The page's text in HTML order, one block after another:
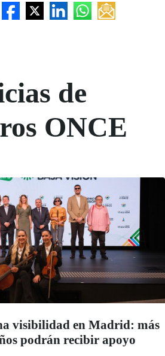
de
ONCE
visibilidad en Madrid: más
podrán recibir apoyo